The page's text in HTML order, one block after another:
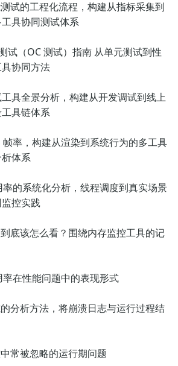
试的工程化流程，构建从指标采集到
具协同测试体系
试（OC 测试）指南 从单元测试到性
协同方法
具全景分析，构建从开发调试到线上
具链体系
帧率，构建从渲染到系统行为的多工具
体系
率的系统化分析，线程调度到真实场景
控实践
底该怎么看？围绕内存监控工具的记
率在性能问题中的表现形式
分析方法，将崩溃日志与运行过程结
常被忽略的运行期问题